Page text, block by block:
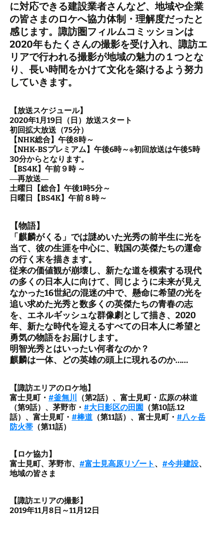
に対応できる建設業者さんなど、地域や企業
の皆さまのロケへ協力体制・理解度だったと
感じます。諏訪圏フィルムコミッションは
2020年もたくさんの撮影を受け入れ、諏訪エ
リアで行われる撮影が地域の魅力の１つとな
り、長い時間をかけて文化を築けるよう努力
していきます。
【放送スケジュール】
2020年1月19日（日）放送スタート
初回拡大放送（75分）
【NHK総合】午後8時～
【NHK-BSプレミアム】午後6時～※初回放送は午後5時
30分からとなります。
【BS4K】午前９時 ～
―再放送―
土曜日【総合】午後1時5分～
日曜日【BS4K】午前８時～
【物語】
「麒麟がくる」では謎めいた光秀の前半生に光を
当て、彼の生涯を中心に、戦国の英傑たちの運命
の行く末を描きます。
従来の価値観が崩壊し、新たな道を模索する現代
の多くの日本人に向けて、同じように未来が見え
なかった16世紀の混迷の中で、懸命に希望の光を
追い求めた光秀と数多くの英傑たちの青春の志
を、エネルギッシュな群像劇として描き、2020
年、新たな時代を迎えるすべての日本人に希望と
勇気の物語をお届けします。
明智光秀とはいったい何者なのか？
麒麟は一体、どの英雄の頭上に現れるのか……
【諏訪エリアのロケ地】
富士見町・ #釜無川
（第2話）、富士見町・広原の林道
（第9話）、茅野市・ #大日影区の田園
（第10話.12
話）、富士見町・ #棒道 （第11話）、富士見町・ #八ヶ岳
防火帯 （第11話）
【ロケ協力】
富士見町、茅野市、 #富士見高原リゾート 、 #今井建設、
地域の皆さま
【諏訪エリアの撮影】
2019年11月8日～11月12日